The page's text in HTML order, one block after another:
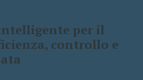
per il
controllo e